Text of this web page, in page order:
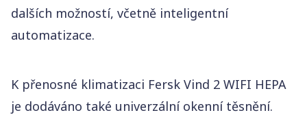
dalších možností, včetně inteligentní
automatizace.
K přenosné klimatizaci Fersk Vind 2 WIFI HEPA
je dodáváno také univerzální okenní těsnění.